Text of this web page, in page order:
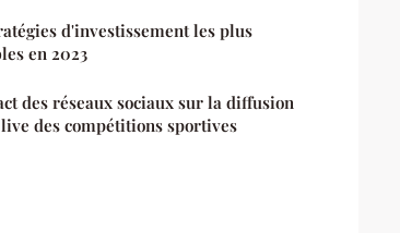
d'investissement les plus
en 2023
des réseaux sociaux sur la diffusion
des compétitions sportives